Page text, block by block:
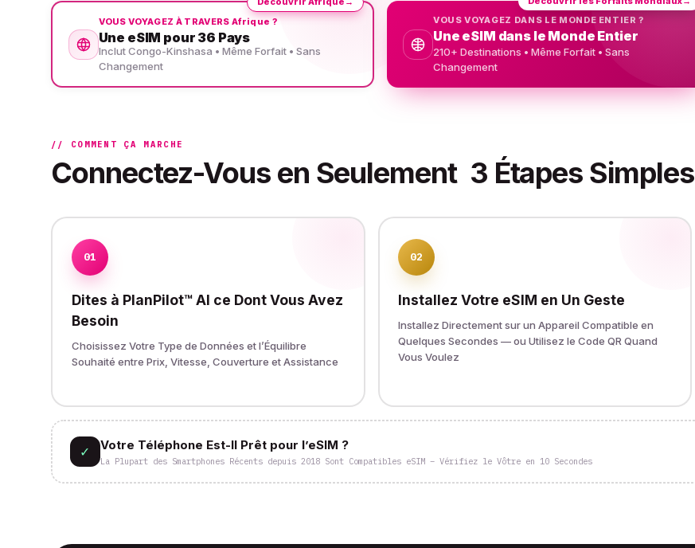
VOUS VOYAGEZ À TRAVERS Afrique ?
Une eSIM pour 36 Pays
Inclut Congo-Kinshasa • Même Forfait • Sans
Changement
VOUS VOYAGEZ DANS LE MONDE ENTIER ?
Une eSIM dans le Monde Entier
210+ Destinations • Même Forfait • Sans
Changement
// COMMENT ÇA MARCHE
Connectez-Vous en Seulement 3 Étapes Simples
01
Dites à PlanPilot™ AI ce Dont Vous Avez
Besoin
Choisissez Votre Type de Données et l’Équilibre
Souhaité entre Prix, Vitesse, Couverture et Assistance
02
Installez Votre eSIM en Un Geste
Installez Directement sur un Appareil Compatible en
Quelques Secondes — ou Utilisez le Code QR Quand
Vous Voulez
✓ Votre Téléphone Est-Il Prêt pour l’eSIM ?
La Plupart des Smartphones Récents depuis 2018 Sont Compatibles eSIM – Vérifiez le Vôtre en 10 Secondes